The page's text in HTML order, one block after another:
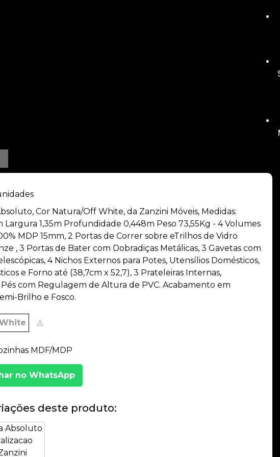
Cor Natura/Off White, da Zanzini Móveis, Medidas:
Largura 1,35m Profundidade 0,448m Peso 73,55Kg - 4 Volumes
MDP 15mm, 2 Portas de Correr sobre eTrilhos de Vidro
, 3 Portas de Bater com Dobradiças Metálicas, 3 Gavetas com
4 Nichos Externos para Potes, Utensílios Domésticos,
e Forno até (38,7cm x 52,7), 3 Prateleiras Internas,
com Regulagem de Altura de PVC. Acabamento em
Brilho e Fosco.
⚠️
MDF/MDP
no WhatsApp
deste produto: